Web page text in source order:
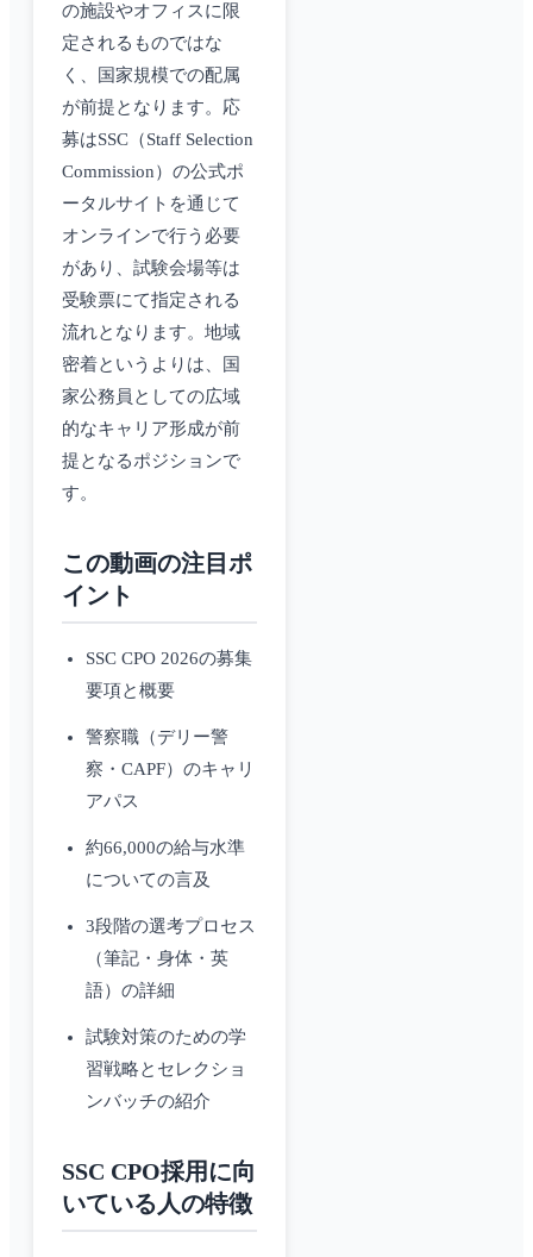
の施設やオフィスに限
定されるものではな
く、国家規模での配属
が前提となります。応
募はSSC（Staff Selection
Commission）の公式ポ
ータルサイトを通じて
オンラインで行う必要
があり、試験会場等は
受験票にて指定される
流れとなります。地域
密着というよりは、国
家公務員としての広域
的なキャリア形成が前
提となるポジションで
す。
この動画の注目ポ
イント
SSC CPO 2026の募集
要項と概要
警察職（デリー警
察・CAPF）のキャリ
アパス
約66,000の給与水準
についての言及
3段階の選考プロセス
（筆記・身体・英
語）の詳細
試験対策のための学
習戦略とセレクショ
ンバッチの紹介
SSC CPO採用に向
いている人の特徴